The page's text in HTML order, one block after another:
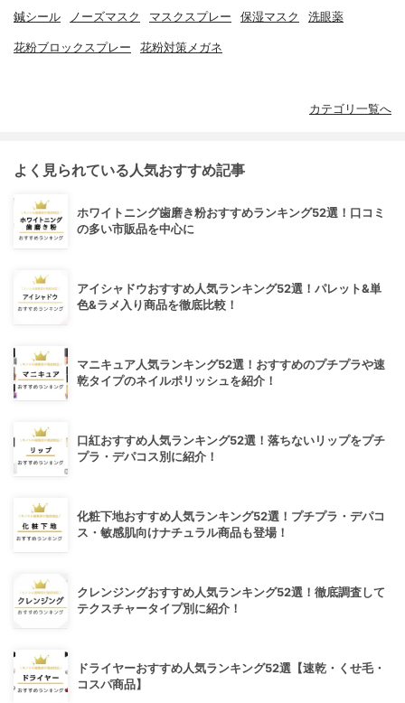
鍼シール ノーズマスク マスクスプレー 保湿マスク 洗眼薬
花粉ブロックスプレー 花粉対策メガネ
カテゴリ一覧へ
よく見られている人気おすすめ記事
ホワイトニング歯磨き粉おすすめランキング52選！口コミ
の多い市販品を中心に
アイシャドウおすすめ人気ランキング52選！パレット&単
色&ラメ入り商品を徹底比較！
マニキュア人気ランキング52選！おすすめのプチプラや速
乾タイプのネイルポリッシュを紹介！
口紅おすすめ人気ランキング52選！落ちないリップをプチ
プラ・デパコス別に紹介！
化粧下地おすすめ人気ランキング52選！プチプラ・デパコ
ス・敏感肌向けナチュラル商品も登場！
クレンジングおすすめ人気ランキング52選！徹底調査して
テクスチャータイプ別に紹介！
ドライヤーおすすめ人気ランキング52選【速乾・くせ毛・
コスパ商品】